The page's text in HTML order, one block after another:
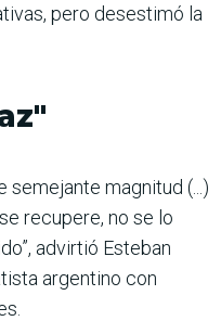
pero desestimó la
semejante magnitud (...)
recupere, no se lo
advirtió Esteban
argentino con